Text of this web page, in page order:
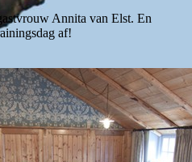
Annita van Elst. En
af!